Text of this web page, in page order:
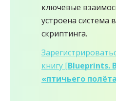
ключевые
устроена система
скриптинга.
книгу [Blueprints.
«птичьего